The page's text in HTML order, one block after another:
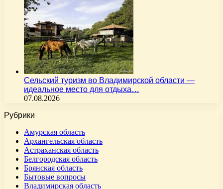
Сельский туризм во Владимирской области —
идеальное место для отдыха…
07.08.2026
Рубрики
Амурская область
Архангельская область
Астраханская область
Белгородская область
Брянская область
Бытовые вопросы
Владимирская область